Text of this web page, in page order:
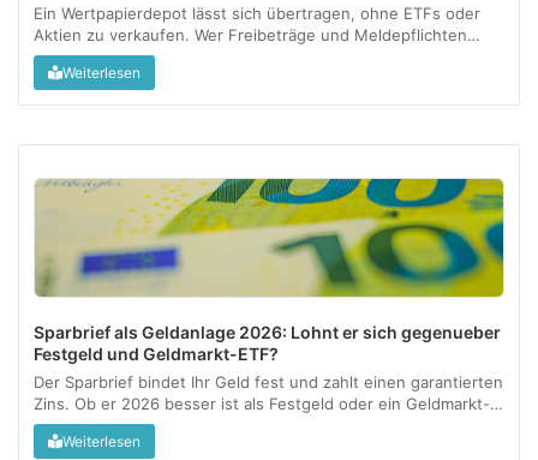
Ein Wertpapierdepot lässt sich übertragen, ohne ETFs oder
Aktien zu verkaufen. Wer Freibeträge und Meldepflichten
kennt, gibt Vermögen steuerfrei an die nächste Generation
weiter....
Weiterlesen
Sparbrief als Geldanlage 2026: Lohnt er sich gegenueber
Festgeld und Geldmarkt-ETF?
Der Sparbrief bindet Ihr Geld fest und zahlt einen garantierten
Zins. Ob er 2026 besser ist als Festgeld oder ein Geldmarkt-
ETF, haengt an drei Fragen: Verfuegbarkeit, Rendite nach
Kosten und wie aktiv Sie anlegen wollen....
Weiterlesen